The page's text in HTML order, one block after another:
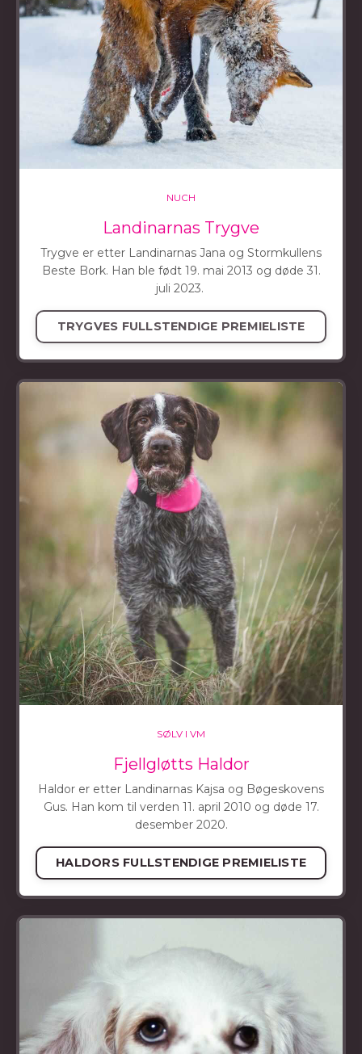
NUCH
Landina​rnas Trygve
Trygve er etter Landinarnas Jana og Stormkullens
Beste Bork. Han ble født 19. mai 2013 og døde 31.
juli 2023.
TRYGVES FULLSTENDIGE PREMIELISTE
SØLV I VM
Fjellgløtts Haldor
Haldor er etter Landinarnas Kajsa og Bøgeskovens
Gus. Han kom til verden 11. april 2010 og døde 17.
desember 2020.
HALDORS FULLSTENDIGE PREMIELISTE